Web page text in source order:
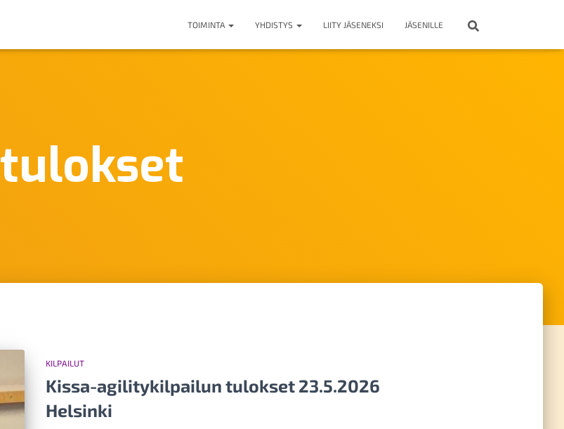
TOIMINTA YHDISTYS LIITY JÄSENEKSI JÄSENILLE
tulokset
KILPAILUT
Kissa-agilitykilpailun tulokset 23.5.2026
Helsinki